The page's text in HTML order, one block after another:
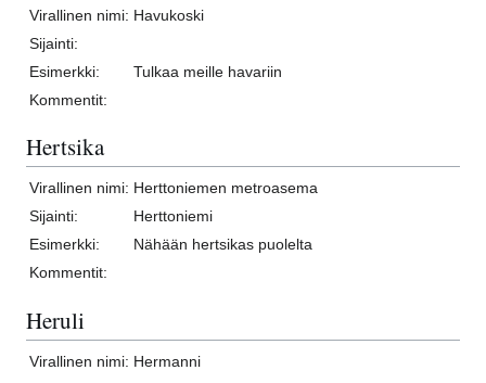
Virallinen nimi: Havukoski
Sijainti:
Esimerkki:
Tulkaa meille havariin
Kommentit:
Hertsika
Virallinen nimi: Herttoniemen metroasema
Sijainti:
Herttoniemi
Esimerkki:
Nähään hertsikas puolelta
Kommentit:
Heruli
Virallinen nimi: Hermanni